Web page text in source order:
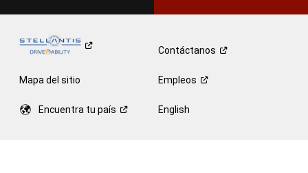
Contáctanos
Mapa del sitio Empleos
Encuentra tu país English